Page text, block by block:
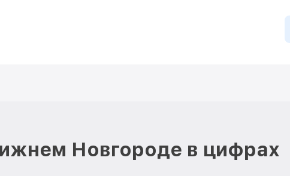
Новгороде в цифрах